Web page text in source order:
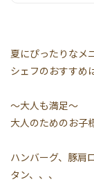
夏にぴったりなメ
シェフのおすすめ
～大人も満足～
大人のためのお子
ハンバーグ、豚肩
タン、、、